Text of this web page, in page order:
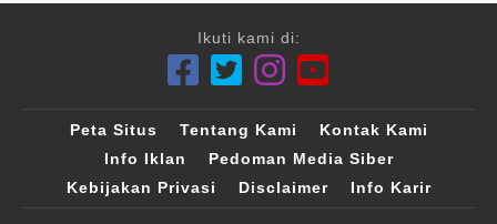
Ikuti kami di:
Peta Situs Tentang Kami
Kontak Kami
Info Iklan
Pedoman Media Siber
Kebijakan Privasi
Disclaimer Info Karir